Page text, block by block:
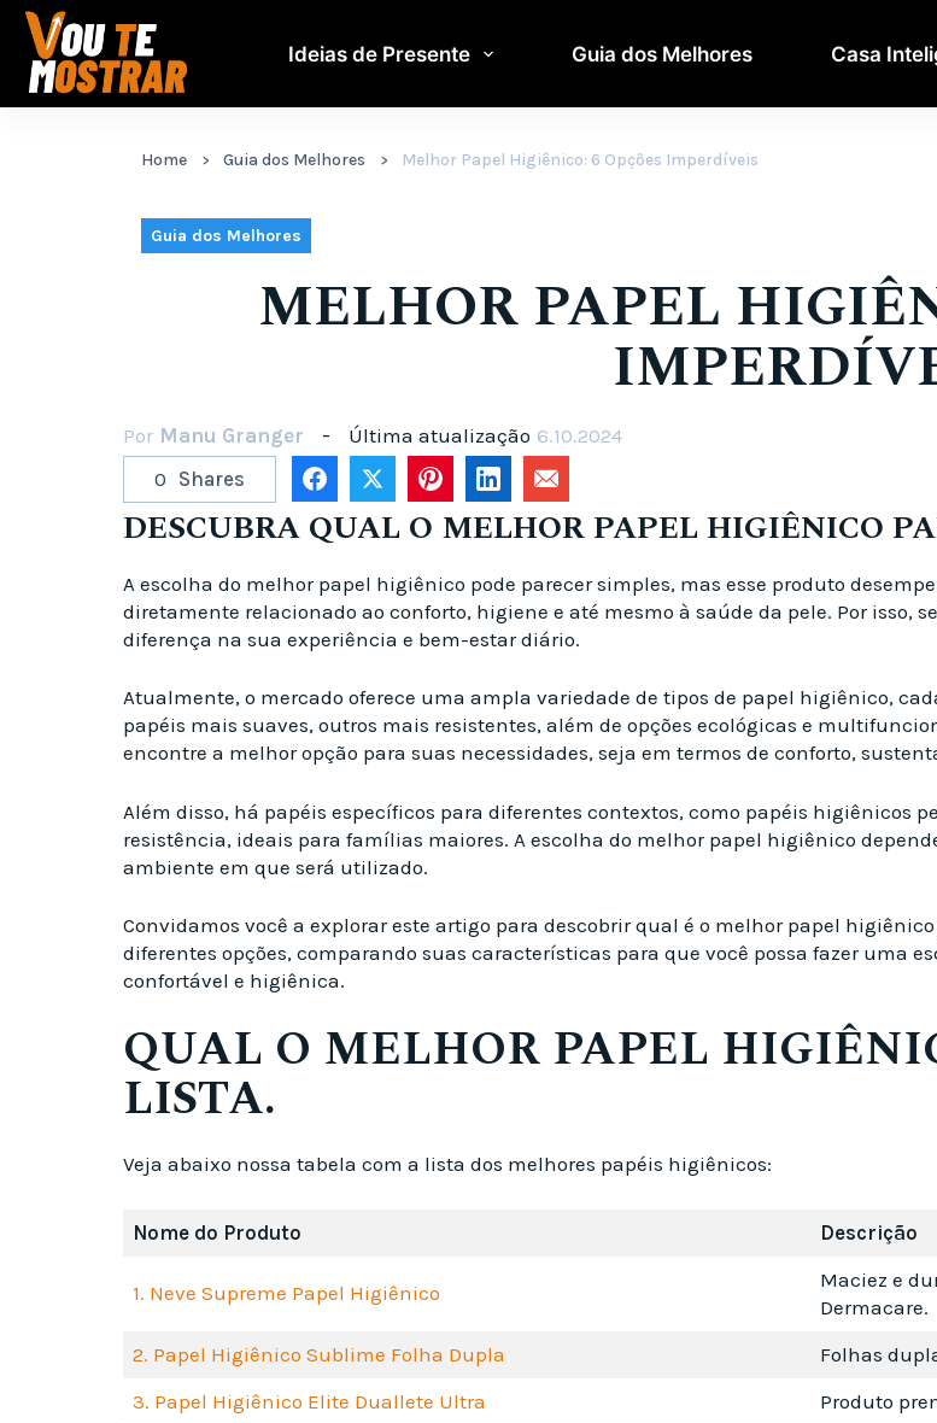
Pular
para
conteúdo
Ideias de Presente Guia dos Melhores Casa
Home Guia dos Melhores Melhor Papel Higiênico: 6 Opções Imperdíveis
Guia dos Melhores
MELHOR PAPEL
Por Manu Granger Última atualização 6.10.2024
0 Shares
DESCUBRA QUAL O MELHOR PAPEL HIGIÊNICO
A escolha do melhor papel higiênico pode parecer simples, mas esse produto
diretamente relacionado ao conforto, higiene e até mesmo à saúde da pele. Por isso,
diferença na sua experiência e bem-estar diário.
Atualmente, o mercado oferece uma ampla variedade de tipos de papel higiênico,
papéis mais suaves, outros mais resistentes, além de opções ecológicas e
encontre a melhor opção para suas necessidades, seja em termos de conforto,
Além disso, há papéis específicos para diferentes contextos, como papéis higiênicos
resistência, ideais para famílias maiores. A escolha do melhor papel higiênico
ambiente em que será utilizado.
Convidamos você a explorar este artigo para descobrir qual é o melhor papel
diferentes opções, comparando suas características para que você possa fazer uma
confortável e higiênica.
QUAL O MELHOR PAPEL
LISTA.
Veja abaixo nossa tabela com a lista dos melhores papéis higiênicos:
Nome do Produto Descrição
1. Neve Supreme Papel Higiênico
Maciez e
Dermacare.
2. Papel Higiênico Sublime Folha Dupla
Folhas
3. Papel Higiênico Elite Duallete Ultra
Produto